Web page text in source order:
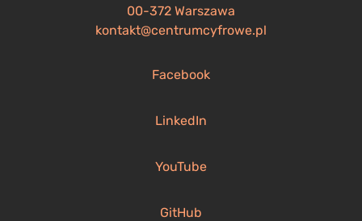
00-372 Warszawa
kontakt@centrumcyfrowe.pl
Facebook
LinkedIn
YouTube
GitHub